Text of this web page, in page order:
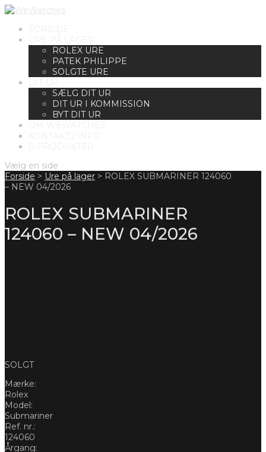
ROLEX URE
PATEK PHILIPPE
SOLGTE URE
SÆLG DIT UR
DIT UR I KOMMISSION
BYT DIT UR
Vælg en side
Forside > Ure på lager > ROLEX SUBMARINER 124060
– NEW 04/2026
ROLEX SUBMARINER
124060 – NEW 04/2026
SOLGT
Mærke:
Rolex
Model:
Submariner
Ref. nr.:
124060
Årgang: